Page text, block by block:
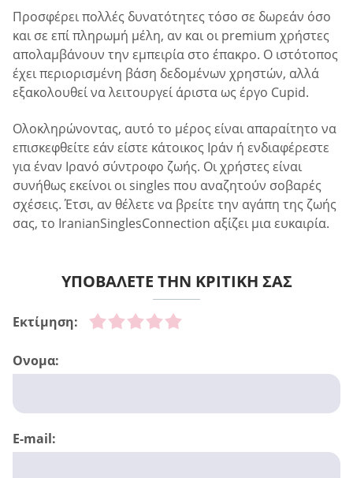
Προσφέρει πολλές δυνατότητες τόσο σε δωρεάν όσο
και σε επί πληρωμή μέλη, αν και οι premium χρήστες
απολαμβάνουν την εμπειρία στο έπακρο. Ο ιστότοπος
έχει περιορισμένη βάση δεδομένων χρηστών, αλλά
εξακολουθεί να λειτουργεί άριστα ως έργο Cupid.
Ολοκληρώνοντας, αυτό το μέρος είναι απαραίτητο να
επισκεφθείτε εάν είστε κάτοικος Ιράν ή ενδιαφέρεστε
για έναν Ιρανό σύντροφο ζωής. Οι χρήστες είναι
συνήθως εκείνοι οι singles που αναζητούν σοβαρές
σχέσεις. Έτσι, αν θέλετε να βρείτε την αγάπη της ζωής
σας, το IranianSinglesConnection αξίζει μια ευκαιρία.
ΥΠΟΒΑΛΕΤΕ ΤΗΝ ΚΡΙΤΙΚΗ ΣΑΣ
Εκτίμηση:
Ονομα:
E-mail: